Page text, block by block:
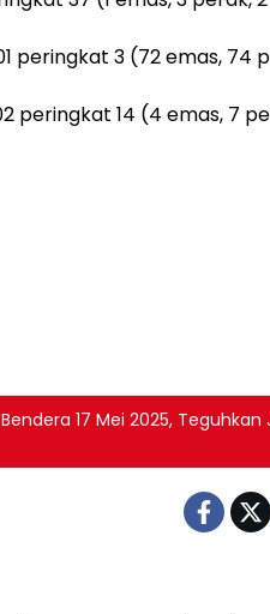
peringkat 3 (72 emas, 74
peringkat 14 (4 emas, 7
17 Mei 2025, Teguhkan